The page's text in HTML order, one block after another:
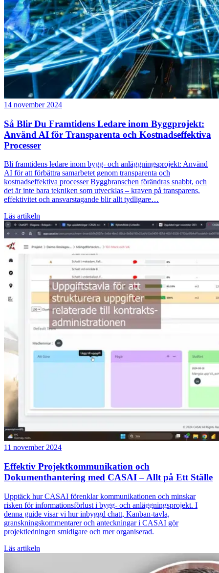
14 november 2024
Så Blir Du Framtidens Ledare inom Byggprojekt:
Använd AI för Transparenta och Kostnadseffektiva
Processer
Bli framtidens ledare inom bygg- och anläggningsprojekt: Använd
AI för att förbättra samarbetet genom transparenta och
kostnadseffektiva processer Byggbranschen förändras snabbt, och
det är inte bara tekniken som utvecklas – kraven på transparens,
effektivitet och ansvarstagande blir allt tydligare…
Läs artikeln
11 november 2024
Effektiv Projektkommunikation och
Dokumenthantering med CASAI – Allt på Ett Ställe
Upptäck hur CASAI förenklar kommunikationen och minskar
risken för informationsförlust i bygg- och anläggningsprojekt. I
denna guide visar vi hur inbyggd chatt, Kanban-tavla,
granskningskommentarer och anteckningar i CASAI gör
projektledningen smidigare och mer organiserad.
Läs artikeln